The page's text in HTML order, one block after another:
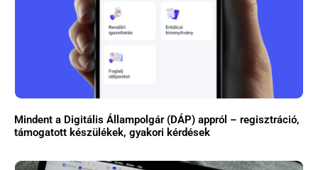
Mindent a Digitális Állampolgár (DÁP) appról – regisztráció,
támogatott készülékek, gyakori kérdések